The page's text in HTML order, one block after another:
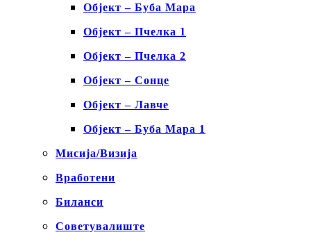
Објект – Буба Мара
Објект – Пчелка 1
Објект – Пчелка 2
Објект – Сонце
Објект – Лавче
Објект – Буба Мара 1
Мисија/Визија
Вработени
Биланси
Советувалиште